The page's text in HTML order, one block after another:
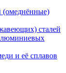
(омеднённые)
сталей
и её сплавов